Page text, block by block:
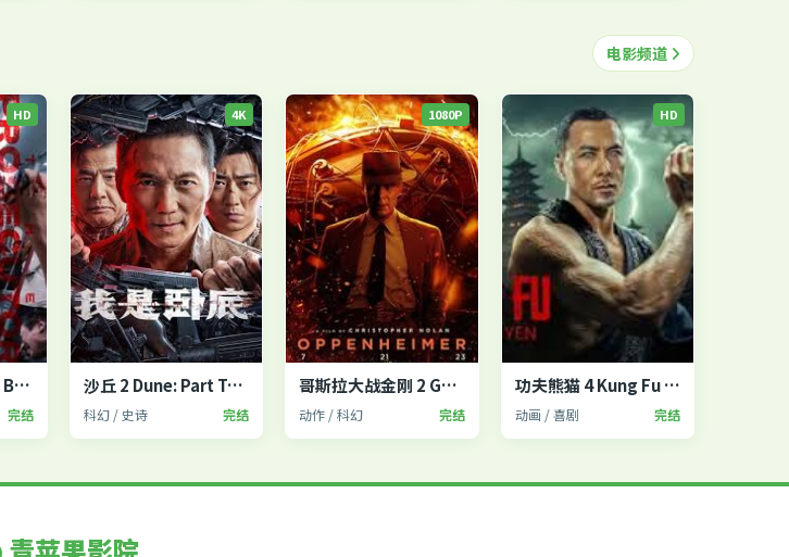
电影频道
HD
熊出没·逆转时空 Boonie Bears
完结
4K
沙丘 2 Dune: Part Two
科幻 / 史诗 完结
1080P
哥斯拉大战金刚 2 Godzilla x Kong
动作 / 科幻 完结
HD
功夫熊猫 4 Kung Fu Panda 4
动画 / 喜剧 完结